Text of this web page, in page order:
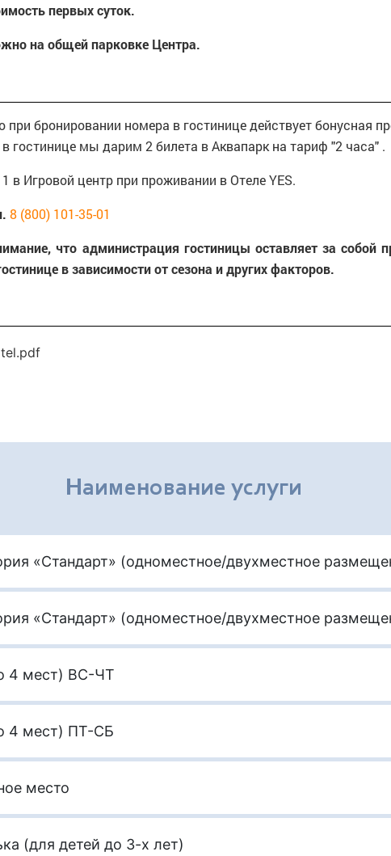
первых суток.
на общей парковке Центра.
бронировании номера в гостинице действует бонусная
гостинице мы дарим 2 билета в Аквапарк на тариф "2 часа" .
в Игровой центр при проживании в Отеле YES.
8 (800) 101-35-01
что администрация гостиницы оставляет за собой
в зависимости от сезона и других факторов.
Наименование услуги
«Стандарт» (одноместное/двухместное
«Стандарт» (одноместное/двухместное
4 мест) ВС-ЧТ
4 мест) ПТ-СБ
место
(для детей до 3-х лет)